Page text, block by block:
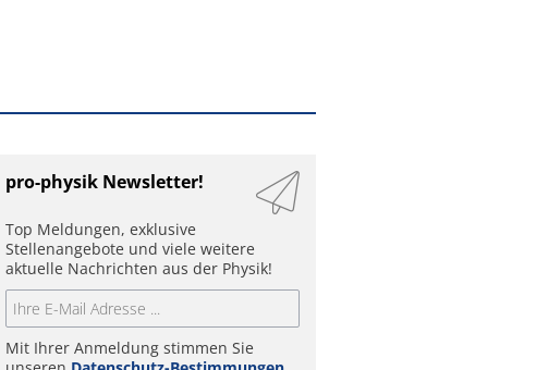
pro-physik Newsletter!
Top Meldungen, exklusive
Stellenangebote und viele weitere
aktuelle Nachrichten aus der Physik!
Mit Ihrer Anmeldung stimmen Sie